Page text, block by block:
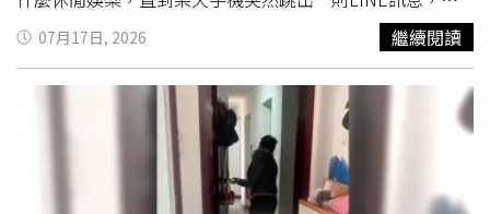
個陌生帳號要求語音通話，接起電話後，發現來電者聲音跟
遠嫁外地的女兒一模一樣，詢問她生活近況。當事人表示，
接到女兒的關心電話，讓她開心不已，開始與對方分享每天
的作息，以及生活大小事，「果然人家總說「女兒貼心」，
嫁人了仍記得關心娘家的老媽！」當事人提到，隔天對方再
次來電，語氣卻不像前一日輕鬆，反而是焦急地向她表示自
己在外地急著要購屋，卻因為生病住院，資金周轉不及，希
望她能幫忙準備一筆錢，解決燃眉之急，同時承諾事後會全
07月17日, 2026 繼續閱讀